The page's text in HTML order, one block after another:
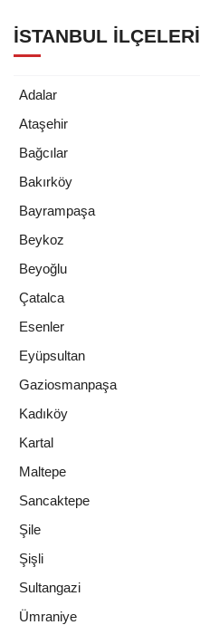
İSTANBUL İLÇELERI
Adalar
Ataşehir
Bağcılar
Bakırköy
Bayrampaşa
Beykoz
Beyoğlu
Çatalca
Esenler
Eyüpsultan
Gaziosmanpaşa
Kadıköy
Kartal
Maltepe
Sancaktepe
Şile
Şişli
Sultangazi
Ümraniye